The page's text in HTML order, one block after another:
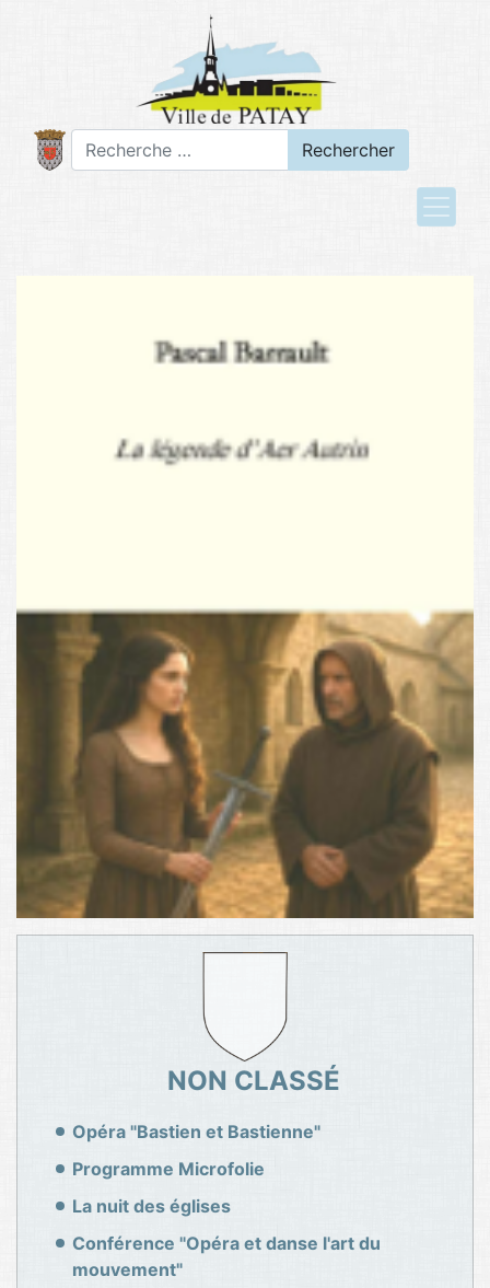
Rechercher
NON CLASSÉ
Opéra "Bastien et Bastienne"
Programme Microfolie
La nuit des églises
Conférence "Opéra et danse l'art du
mouvement"